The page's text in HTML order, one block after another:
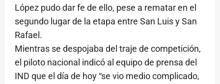
López pudo dar fe de ello, pese a rematar en el
segundo lugar de la etapa entre San Luis y San
Rafael.
Mientras se despojaba del traje de competición,
el piloto nacional indicó al equipo de prensa del
IND que el día de hoy “se vio medio complicado,